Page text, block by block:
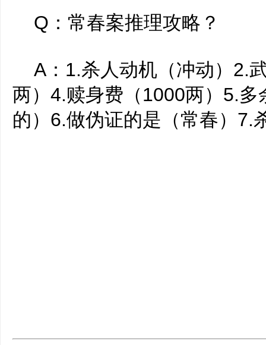
Q：常春案推理攻略？
A：1.杀人动机（冲动）2.
两）4.赎身费（1000两）5.
的）6.做伪证的是（常春）7.